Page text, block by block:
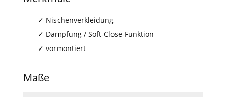
Nischenverkleidung
Dämpfung / Soft-Close-Funktion
vormontiert
Maße